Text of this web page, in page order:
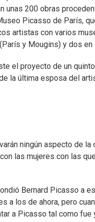
unas 200 obras
Picasso de París,
artistas con varios
y Mougins) y dos en
el proyecto de un
la última esposa del
ningún aspecto de
las mujeres con las
Bernard Picasso a
los de ahora, pero
a Picasso tal como